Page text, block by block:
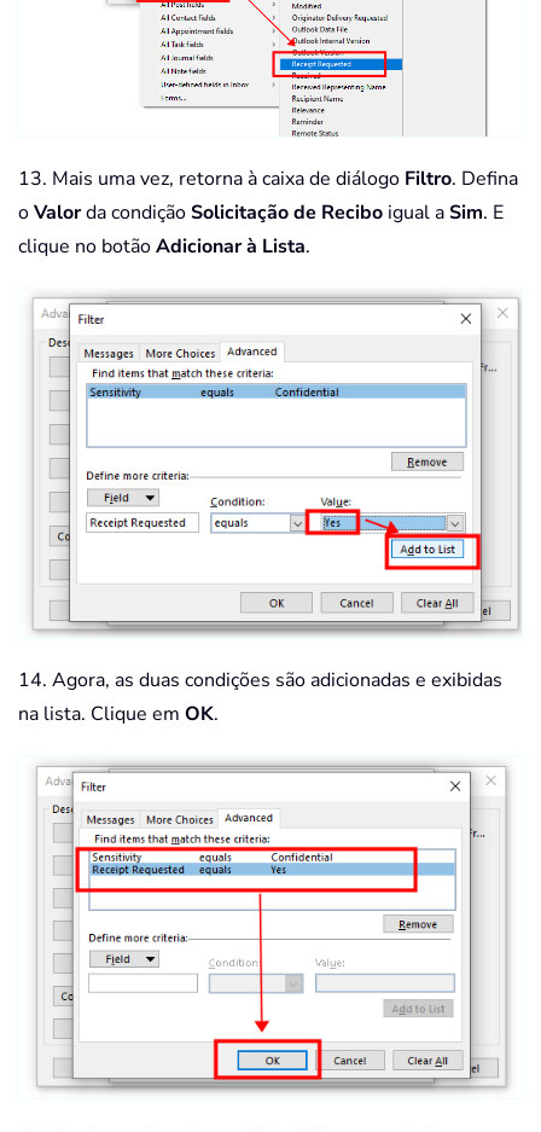
13. Mais uma vez, retorna à caixa de diálogo Filtro. Defina
oValorda condiçãoSolicitação de Recibo igual aSim. E
clique no botãoAdicionar à Lista.
14. Agora, as duas condições são adicionadas e exibidas
na lista. Clique em OK.